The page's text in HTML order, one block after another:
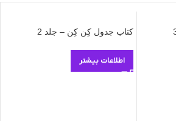
کتاب جدول کِن کِن – جلد 2
اطلاعات بیشتر